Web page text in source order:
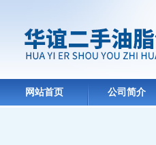
网站首页 公司简介